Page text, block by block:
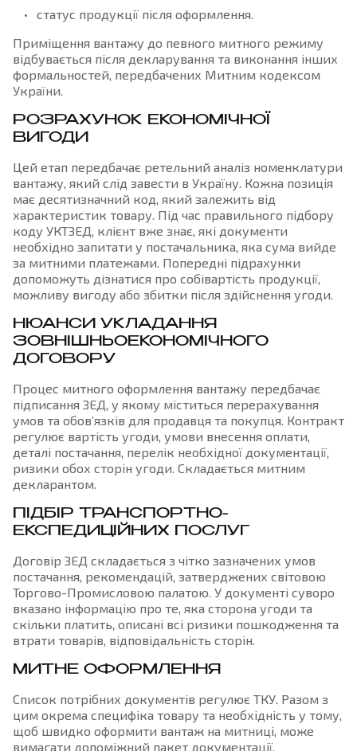
статус продукції після оформлення.
Приміщення вантажу до певного митного режиму
відбувається після декларування та виконання інших
формальностей, передбачених Митним кодексом
України.
РОЗРАХУНОК ЕКОНОМІЧНОЇ
ВИГОДИ
Цей етап передбачає ретельний аналіз номенклатури
вантажу, який слід завести в Україну. Кожна позиція
має десятизначний код, який залежить від
характеристик товару. Під час правильного підбору
коду УКТЗЕД, клієнт вже знає, які документи
необхідно запитати у постачальника, яка сума вийде
за митними платежами. Попередні підрахунки
допоможуть дізнатися про собівартість продукції,
можливу вигоду або збитки після здійснення угоди.
НЮАНСИ УКЛАДАННЯ
ЗОВНІШНЬОЕКОНОМІЧНОГО
ДОГОВОРУ
Процес митного оформлення вантажу передбачає
підписання ЗЕД, у якому міститься перерахування
умов та обов’язків для продавця та покупця. Контракт
регулює вартість угоди, умови внесення оплати,
деталі постачання, перелік необхідної документації,
ризики обох сторін угоди. Складається митним
декларантом.
ПІДБІР ТРАНСПОРТНО-
ЕКСПЕДИЦІЙНИХ ПОСЛУГ
Договір ЗЕД складається з чітко зазначених умов
постачання, рекомендацій, затверджених світовою
Торгово-Промисловою палатою. У документі суворо
вказано інформацію про те, яка сторона угоди та
скільки платить, описані всі ризики пошкодження та
втрати товарів, відповідальність сторін.
МИТНЕ ОФОРМЛЕННЯ
Список потрібних документів регулює ТКУ. Разом з
цим окрема специфіка товару та необхідність у тому,
щоб швидко оформити вантаж на митниці, може
вимагати допоміжний пакет документації.